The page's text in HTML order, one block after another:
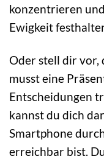
konzentrieren
Ewigkeit
Oder stell dir vor,
musst eine
Entscheidungen
kannst du dich
Smartphone
erreichbar bist.